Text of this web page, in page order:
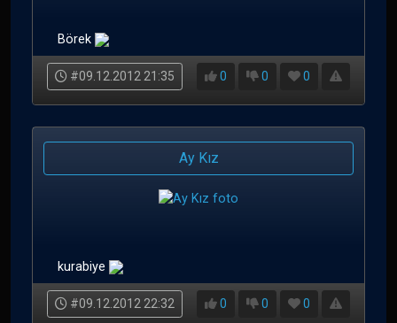
Börek
#09.12.2012 21:35 0 0 0
Ay Kız
kurabiye
#09.12.2012 22:32 0 0 0